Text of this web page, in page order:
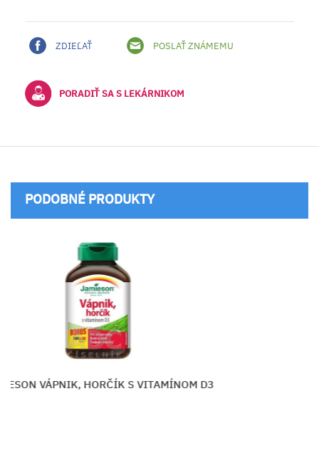
ZDIEĽAŤ POSLAŤ ZNÁMEMU
PORADIŤ SA S LEKÁRNIKOM
PODOBNÉ PRODUKTY
VÁPNIK, HORČÍK S VITAMÍNOM D3